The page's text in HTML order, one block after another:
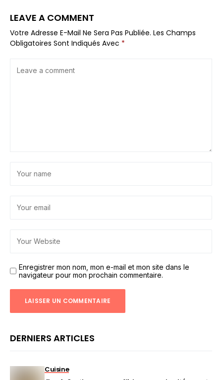
LEAVE A COMMENT
Votre Adresse E-Mail Ne Sera Pas Publiée. Les Champs
Obligatoires Sont Indiqués Avec *
Enregistrer mon nom, mon e-mail et mon site dans le
navigateur pour mon prochain commentaire.
DERNIERS ARTICLES
Cuisine